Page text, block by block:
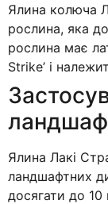
Ялина колюча
рослина, яка
рослина має
Strike’ і
Ялина Лакі
ландшафтних
досягати до 10